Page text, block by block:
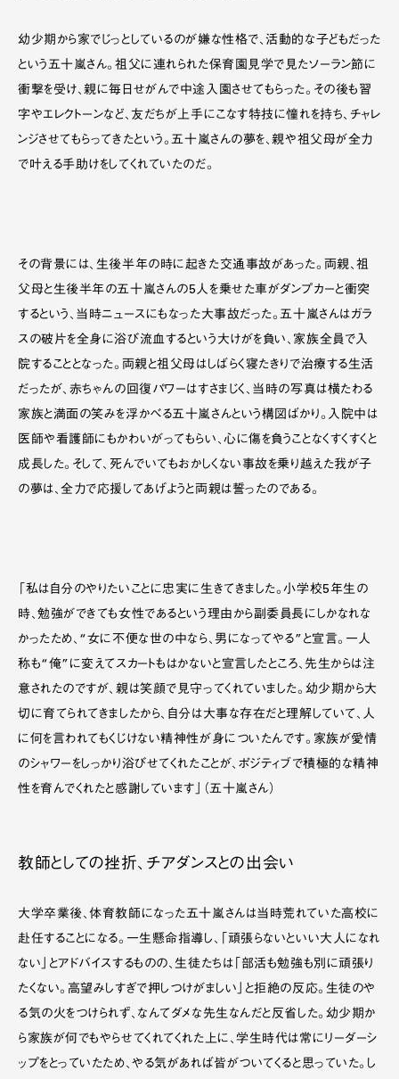
幼少期から家でじっとしているのが嫌な性格で、活動的な子どもだった
という五十嵐さん。祖父に連れられた保育園見学で見たソーラン節に
衝撃を受け、親に毎日せがんで中途入園させてもらった。その後も習
字やエレクトーンなど、友だちが上手にこなす特技に憧れを持ち、チャレ
ンジさせてもらってきたという。五十嵐さんの夢を、親や祖父母が全力
で叶える手助けをしてくれていたのだ。
その背景には、生後半年の時に起きた交通事故があった。両親、祖
父母と生後半年の五十嵐さんの5人を乗せた車がダンプカーと衝突
するという、当時ニュースにもなった大事故だった。五十嵐さんはガラ
スの破片を全身に浴び流血するという大けがを負い、家族全員で入
院することとなった。両親と祖父母はしばらく寝たきりで治療する生活
だったが、赤ちゃんの回復パワーはすさまじく、当時の写真は横たわる
家族と満面の笑みを浮かべる五十嵐さんという構図ばかり。入院中は
医師や看護師にもかわいがってもらい、心に傷を負うことなくすくすくと
成長した。そして、死んでいてもおかしくない事故を乗り越えた我が子
の夢は、全力で応援してあげようと両親は誓ったのである。
「私は自分のやりたいことに忠実に生きてきました。小学校5年生の
時、勉強ができても女性であるという理由から副委員長にしかなれな
かったため、“女に不便な世の中なら、男になってやる”と宣言。一人
称も“俺”に変えてスカートもはかないと宣言したところ、先生からは注
意されたのですが、親は笑顔で見守ってくれていました。幼少期から大
切に育てられてきましたから、自分は大事な存在だと理解していて、人
に何を言われてもくじけない精神性が身についたんです。家族が愛情
のシャワーをしっかり浴びせてくれたことが、ポジティブで積極的な精神
性を育んでくれたと感謝しています」（五十嵐さん）
教師としての挫折、チアダンスとの出会い
大学卒業後、体育教師になった五十嵐さんは当時荒れていた高校に
赴任することになる。一生懸命指導し、「頑張らないといい大人になれ
ない」とアドバイスするものの、生徒たちは「部活も勉強も別に頑張り
たくない。高望みしすぎで押しつけがましい」と拒絶の反応。生徒のや
る気の火をつけられず、なんてダメな先生なんだと反省した。幼少期か
ら家族が何でもやらせてくれてくれた上に、学生時代は常にリーダーシ
ップをとっていたため、やる気があれば皆がついてくると思っていた。し